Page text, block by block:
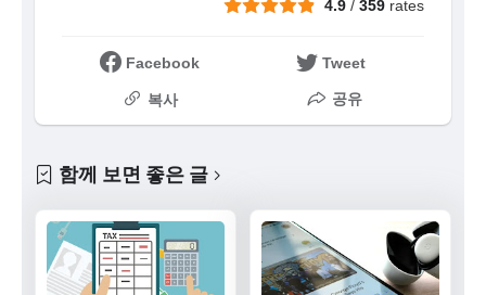
4.9 /359 rates
Facebook Tweet
복사 공유
함께 보면 좋은 글